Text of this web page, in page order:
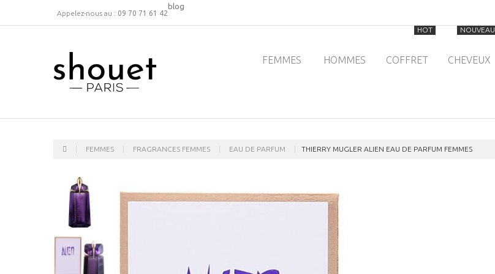
Appelez-nous au : 09 70 71 61 42
blog
FEMMES HOMMES COFFRET
HOT
CHEVEUX
NOUVEAU
FEMMES FRAGRANCES FEMMES EAU DE PARFUM THIERRY MUGLER ALIEN EAU DE PARFUM FEMMES